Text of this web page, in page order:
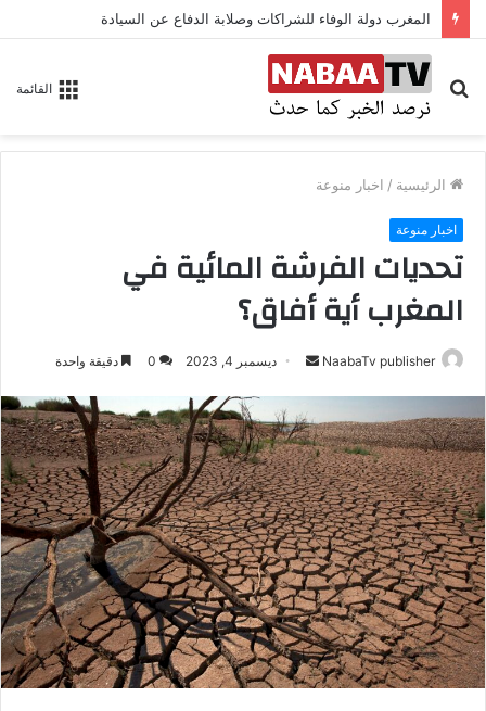
المغرب دولة الوفاء للشراكات وصلابة الدفاع عن السيادة
القائمة
بحث
عن
الرئيسية / اخبار منوعة
اخبار منوعة
تحديات الفرشة المائية في
المغرب أية أفاق؟
NaabaTv publisher
س
ل
ب
ر
ي
د
ا
إ
ل
ك
ت
ديسمبر 4, 2023 0 دقيقة واحدة